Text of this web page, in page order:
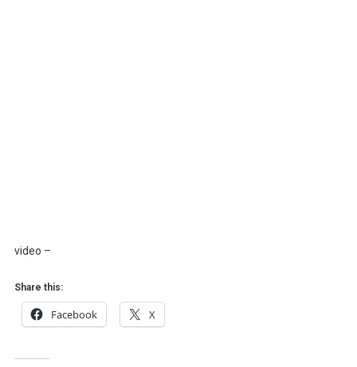
video –
Share this:
Facebook X